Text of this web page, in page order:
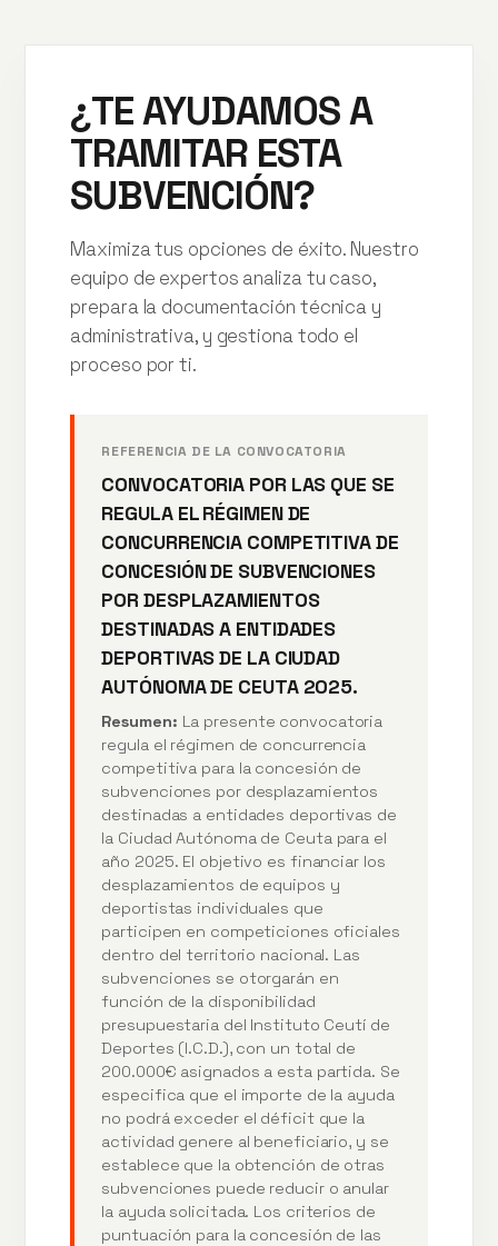
¿TE AYUDAMOS A
TRAMITAR ESTA
SUBVENCIÓN?
Maximiza tus opciones de éxito. Nuestro
equipo de expertos analiza tu caso,
prepara la documentación técnica y
administrativa, y gestiona todo el
proceso por ti.
REFERENCIA DE LA CONVOCATORIA
CONVOCATORIA POR LAS QUE SE
REGULA EL RÉGIMEN DE
CONCURRENCIA COMPETITIVA DE
CONCESIÓN DE SUBVENCIONES
POR DESPLAZAMIENTOS
DESTINADAS A ENTIDADES
DEPORTIVAS DE LA CIUDAD
AUTÓNOMA DE CEUTA 2025.
Resumen: La presente convocatoria
regula el régimen de concurrencia
competitiva para la concesión de
subvenciones por desplazamientos
destinadas a entidades deportivas de
la Ciudad Autónoma de Ceuta para el
año 2025. El objetivo es financiar los
desplazamientos de equipos y
deportistas individuales que
participen en competiciones oficiales
dentro del territorio nacional. Las
subvenciones se otorgarán en
función de la disponibilidad
presupuestaria del Instituto Ceutí de
Deportes (I.C.D.), con un total de
200.000€ asignados a esta partida. Se
especifica que el importe de la ayuda
no podrá exceder el déficit que la
actividad genere al beneficiario, y se
establece que la obtención de otras
subvenciones puede reducir o anular
la ayuda solicitada. Los criterios de
puntuación para la concesión de las